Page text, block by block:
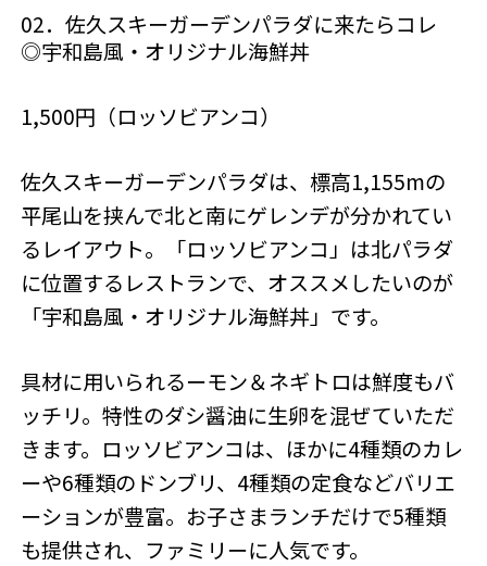
02．佐久スキーガーデンパラダに来たらコレ
◎宇和島風・オリジナル海鮮丼
1,500円（ロッソビアンコ）
佐久スキーガーデンパラダは、標高1,155mの
平尾山を挟んで北と南にゲレンデが分かれてい
るレイアウト。「ロッソビアンコ」は北パラダ
に位置するレストランで、オススメしたいのが
「宇和島風・オリジナル海鮮丼」です。
具材に用いられるーモン＆ネギトロは鮮度もバ
ッチリ。特性のダシ醤油に生卵を混ぜていただ
きます。ロッソビアンコは、ほかに4種類のカレ
ーや6種類のドンブリ、4種類の定食などバリエ
ーションが豊富。お子さまランチだけで5種類
も提供され、ファミリーに人気です。